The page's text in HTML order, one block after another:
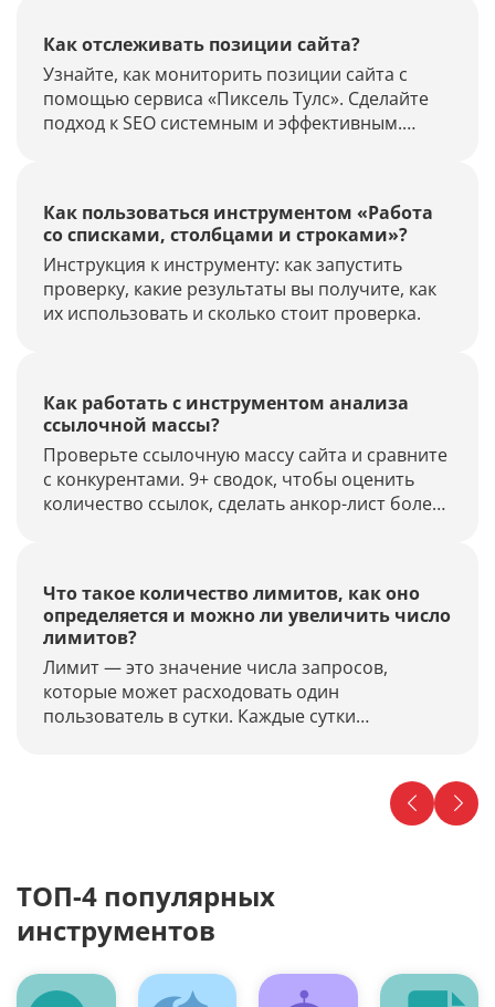
Как отслеживать позиции сайта?
Узнайте, как мониторить позиции сайта с
помощью сервиса «Пиксель Тулс». Сделайте
подход к SEO системным и эффективным.
Как пользоваться инструментом «Работа
со списками, столбцами и строками»?
Инструкция к инструменту: как запустить
проверку, какие результаты вы получите, как
их использовать и сколько стоит проверка.
Как работать с инструментом анализа
ссылочной массы?
Проверьте ссылочную массу сайта и сравните
с конкурентами. 9+ сводок, чтобы оценить
количество ссылок, сделать анкор-лист более
Что такое количество лимитов, как оно
определяется и можно ли увеличить число
лимитов?
Лимит — это значение числа запросов,
которые может расходовать один
пользователь в сутки. Каждые сутки
ТОП-4 популярных
инструментов